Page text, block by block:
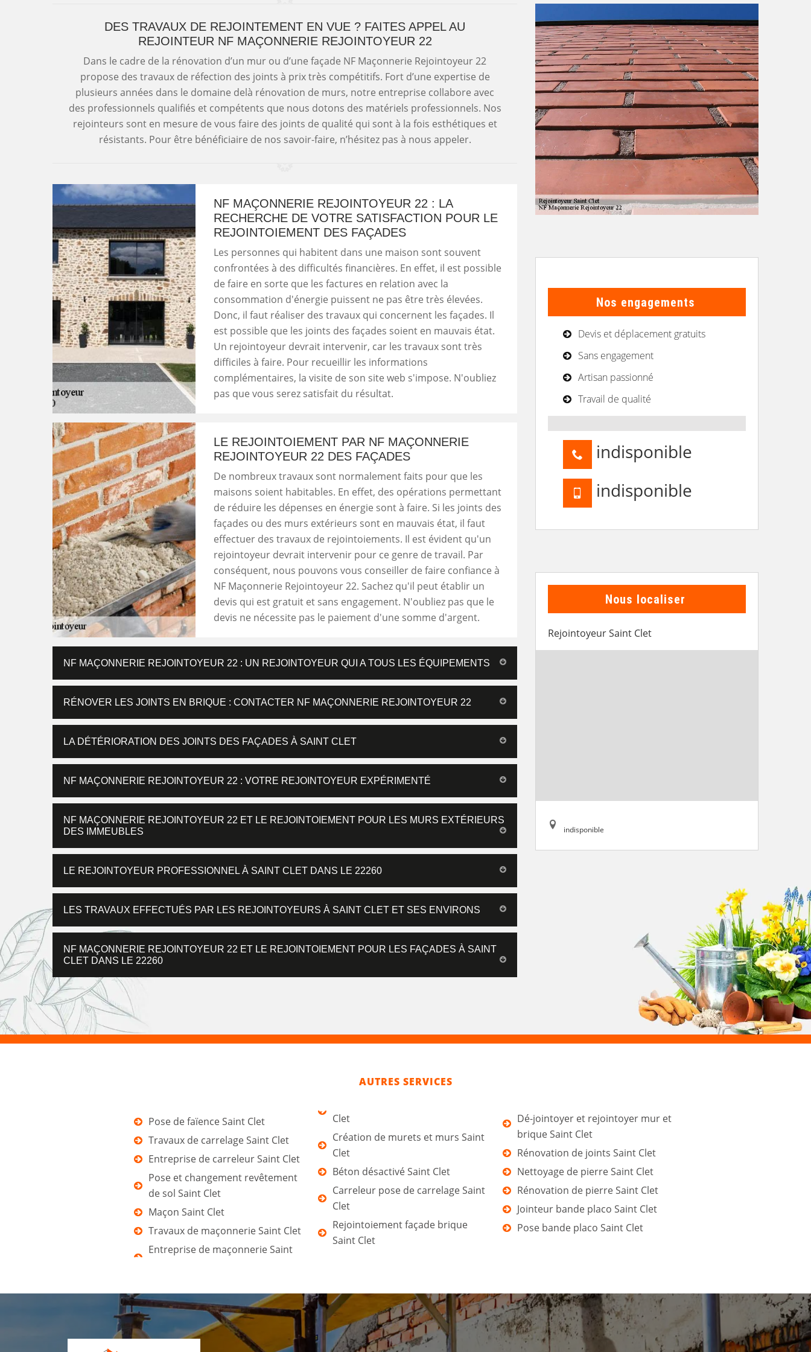
DES TRAVAUX DE REJOINTEMENT EN VUE ? FAITES APPEL AU
REJOINTEUR NF MAÇONNERIE REJOINTOYEUR 22
Dans le cadre de la rénovation d’un mur ou d’une façade NF Maçonnerie Rejointoyeur 22
propose des travaux de réfection des joints à prix très compétitifs. Fort d’une expertise de
plusieurs années dans le domaine delà rénovation de murs, notre entreprise collabore avec
des professionnels qualifiés et compétents que nous dotons des matériels professionnels. Nos
rejointeurs sont en mesure de vous faire des joints de qualité qui sont à la fois esthétiques et
résistants. Pour être bénéficiaire de nos savoir-faire, n’hésitez pas à nous appeler.
NF MAÇONNERIE REJOINTOYEUR 22 : LA
RECHERCHE DE VOTRE SATISFACTION POUR LE
REJOINTOIEMENT DES FAÇADES
Les personnes qui habitent dans une maison sont souvent
confrontées à des difficultés financières. En effet, il est possible
de faire en sorte que les factures en relation avec la
consommation d'énergie puissent ne pas être très élevées.
Donc, il faut réaliser des travaux qui concernent les façades. Il
est possible que les joints des façades soient en mauvais état.
Un rejointoyeur devrait intervenir, car les travaux sont très
difficiles à faire. Pour recueillir les informations
complémentaires, la visite de son site web s'impose. N'oubliez
pas que vous serez satisfait du résultat.
LE REJOINTOIEMENT PAR NF MAÇONNERIE
REJOINTOYEUR 22 DES FAÇADES
De nombreux travaux sont normalement faits pour que les
maisons soient habitables. En effet, des opérations permettant
de réduire les dépenses en énergie sont à faire. Si les joints des
façades ou des murs extérieurs sont en mauvais état, il faut
effectuer des travaux de rejointoiements. Il est évident qu'un
rejointoyeur devrait intervenir pour ce genre de travail. Par
conséquent, nous pouvons vous conseiller de faire confiance à
NF Maçonnerie Rejointoyeur 22. Sachez qu'il peut établir un
devis qui est gratuit et sans engagement. N'oubliez pas que le
devis ne nécessite pas le paiement d'une somme d'argent.
NF MAÇONNERIE REJOINTOYEUR 22 : UN REJOINTOYEUR QUI A TOUS LES ÉQUIPEMENTS
RÉNOVER LES JOINTS EN BRIQUE : CONTACTER NF MAÇONNERIE REJOINTOYEUR 22
LA DÉTÉRIORATION DES JOINTS DES FAÇADES À SAINT CLET
NF MAÇONNERIE REJOINTOYEUR 22 : VOTRE REJOINTOYEUR EXPÉRIMENTÉ
NF MAÇONNERIE REJOINTOYEUR 22 ET LE REJOINTOIEMENT POUR LES MURS EXTÉRIEURS
DES IMMEUBLES
LE REJOINTOYEUR PROFESSIONNEL À SAINT CLET DANS LE 22260
LES TRAVAUX EFFECTUÉS PAR LES REJOINTOYEURS À SAINT CLET ET SES ENVIRONS
NF MAÇONNERIE REJOINTOYEUR 22 ET LE REJOINTOIEMENT POUR LES FAÇADES À SAINT
CLET DANS LE 22260
Nos engagements
Devis et déplacement gratuits
Sans engagement
Artisan passionné
Travail de qualité
indisponible
indisponible
Nous localiser
Rejointoyeur Saint Clet
indisponible
AUTRES SERVICES
Pose de faïence Saint Clet
Travaux de carrelage Saint Clet
Entreprise de carreleur Saint Clet
Pose et changement revêtement
de sol Saint Clet
Maçon Saint Clet
Travaux de maçonnerie Saint Clet
Entreprise de maçonnerie Saint
Clet
Création de murets et murs Saint
Clet
Béton désactivé Saint Clet
Carreleur pose de carrelage Saint
Clet
Rejointoiement façade brique
Saint Clet
Dé-jointoyer et rejointoyer mur et
brique Saint Clet
Rénovation de joints Saint Clet
Nettoyage de pierre Saint Clet
Rénovation de pierre Saint Clet
Jointeur bande placo Saint Clet
Pose bande placo Saint Clet